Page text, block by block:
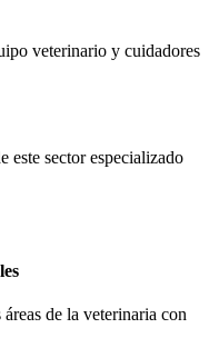
veterinario y cuidadores
este sector especializado
de la veterinaria con